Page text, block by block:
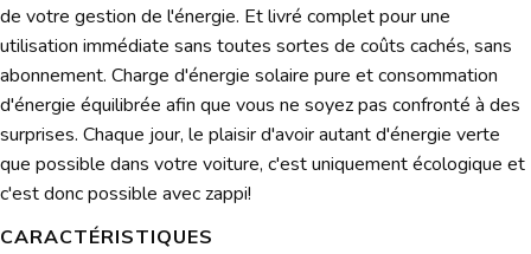
de votre gestion de l'énergie. Et livré complet pour une
utilisation immédiate sans toutes sortes de coûts cachés, sans
abonnement. Charge d'énergie solaire pure et consommation
d'énergie équilibrée afin que vous ne soyez pas confronté à des
surprises. Chaque jour, le plaisir d'avoir autant d'énergie verte
que possible dans votre voiture, c'est uniquement écologique et
c'est donc possible avec zappi!
CARACTÉRISTIQUES